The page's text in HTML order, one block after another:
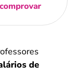
de